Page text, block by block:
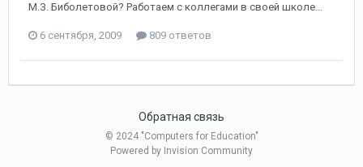
М.З. Биболетовой? Работаем с коллегами в своей школе...
6 сентября, 2009 809 ответов
Обратная связь
© 2024 "Computers for Education"
Powered by Invision Community